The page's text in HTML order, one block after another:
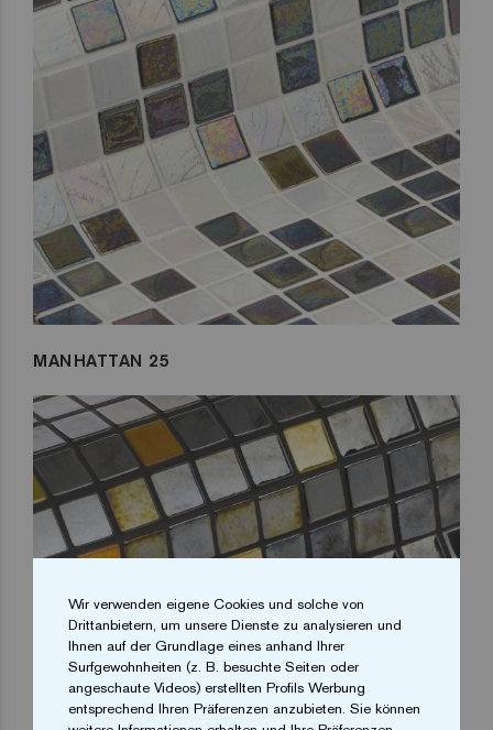
MANHATTAN 25
Wir verwenden eigene Cookies und solche von
Drittanbietern, um unsere Dienste zu analysieren und
Ihnen auf der Grundlage eines anhand Ihrer
Surfgewohnheiten (z. B. besuchte Seiten oder
angeschaute Videos) erstellten Profils Werbung
entsprechend Ihren Präferenzen anzubieten. Sie können